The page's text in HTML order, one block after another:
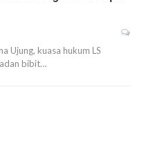
Ujung, kuasa hukum LS
bibit…